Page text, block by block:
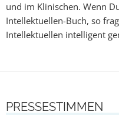
und im Klinischen. Wenn
Intellektuellen-Buch, so
Intellektuellen intelligent
PRESSESTIMMEN